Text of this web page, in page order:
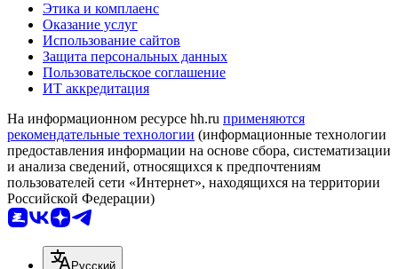
Этика и комплаенс
Оказание услуг
Использование сайтов
Защита персональных данных
Пользовательское соглашение
ИТ аккредитация
На информационном ресурсе hh.ru применяются
рекомендательные технологии (информационные технологии
предоставления информации на основе сбора, систематизации
и анализа сведений, относящихся к предпочтениям
пользователей сети «Интернет», находящихся на территории
Российской Федерации)
Русский